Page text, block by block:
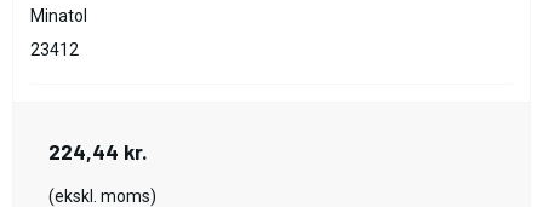
Minatol
23412
224,44 kr.
(ekskl. moms)